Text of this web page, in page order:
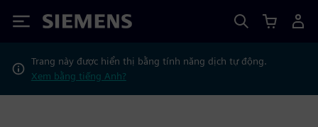
Siemens
Trang này được hiển thị bằng tính năng dịch tự động.
Xem bằng tiếng Anh?